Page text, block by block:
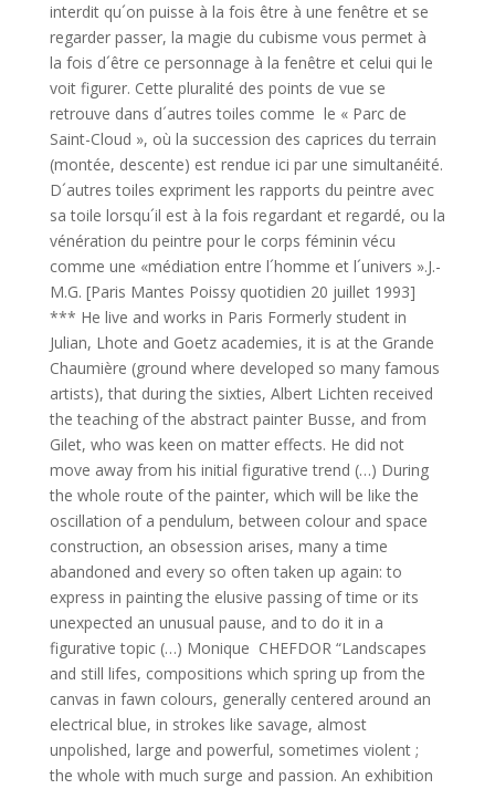
interdit qu´on puisse à la fois être à une fenêtre et se
regarder passer, la magie du cubisme vous permet à
la fois d´être ce personnage à la fenêtre et celui qui le
voit figurer. Cette pluralité des points de vue se
retrouve dans d´autres toiles comme le « Parc de
Saint-Cloud », où la succession des caprices du terrain
(montée, des­cente) est rendue ici par une simultanéité.
D´autres toiles ex­priment les rapports du peintre avec
sa toile lorsqu´il est à la fois regardant et regardé, ou la
véné­ration du peintre pour le corps féminin vécu
comme une «mé­diation entre l´homme et l´uni­vers ».J.-
M.G. [Paris Mantes Poissy quotidien 20 juillet 1993]
*** He live and works in Paris Formerly student in
Julian, Lhote and Goetz academies, it is at the Grande
Chaumière (ground where developed so many famous
artists), that during the sixties, Albert Lichten received
the teaching of the abstract painter Busse, and from
Gilet, who was keen on matter effects. He did not
move away from his initial figurative trend (…) During
the whole route of the painter, which will be like the
oscillation of a pendulum, between colour and space
construction, an obsession arises, many a time
abandoned and every so often taken up again: to
express in painting the elusive passing of time or its
unexpected an unusual pause, and to do it in a
figurative topic (…) Monique CHEFDOR “Landscapes
and still lifes, compositions which spring up from the
canvas in fawn colours, generally centered around an
electrical blue, in strokes like savage, almost
unpolished, large and powerful, sometimes violent ;
the whole with much surge and passion. An exhibition